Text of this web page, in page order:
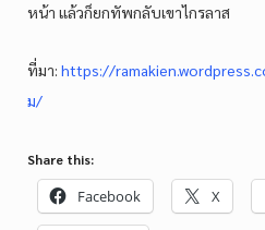
หน้า แล้วก็ยกทัพกลับเขาไกรลาส
ที่มา: https://
ม/
Share this:
Facebook X